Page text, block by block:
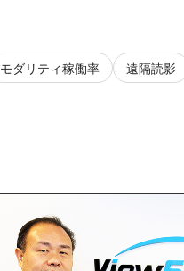
モダリティ稼働率
遠隔読影